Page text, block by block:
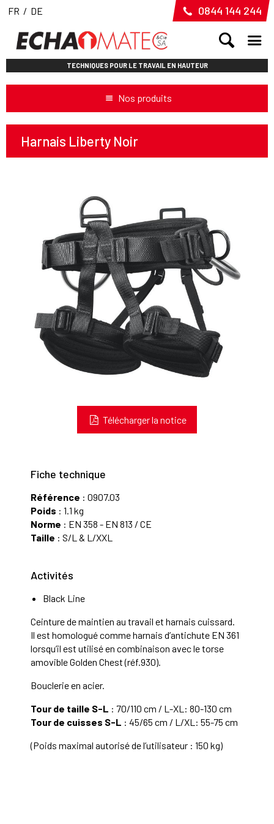
FR / DE 0844 144 244
TECHNIQUES POUR LE TRAVAIL EN HAUTEUR
Nos produits
Harnais Liberty Noir
Télécharger la notice
Fiche technique
Référence : 0907.03
Poids : 1.1 kg
Norme : EN 358 - EN 813 / CE
Taille : S/L & L/XXL
Activités
Black Line
Ceinture de maintien au travail et harnais cuissard.
Il est homologué comme harnais d’antichute EN 361
lorsqu’il est utilisé en combinaison avec le torse
amovible Golden Chest (réf.930).
Bouclerie en acier.
Tour de taille S-L : 70/110 cm / L-XL: 80-130 cm
Tour de cuisses S-L : 45/65 cm / L/XL: 55-75 cm
(Poids maximal autorisé de l’utilisateur : 150 kg)